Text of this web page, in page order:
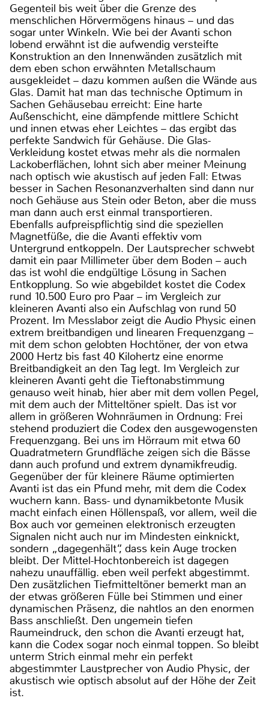
Gegenteil bis weit über die Grenze des
menschlichen Hörvermögens hinaus – und das
sogar unter Winkeln. Wie bei der Avanti schon
lobend erwähnt ist die aufwendig versteifte
Konstruktion an den Innenwänden zusätzlich mit
dem eben schon erwähnten Metallschaum
ausgekleidet – dazu kommen außen die Wände aus
Glas. Damit hat man das technische Optimum in
Sachen Gehäusebau erreicht: Eine harte
Außenschicht, eine dämpfende mittlere Schicht
und innen etwas eher Leichtes – das ergibt das
perfekte Sandwich für Gehäuse. Die Glas-
Verkleidung kostet etwas mehr als die normalen
Lackoberflächen, lohnt sich aber meiner Meinung
nach optisch wie akustisch auf jeden Fall: Etwas
besser in Sachen Resonanzverhalten sind dann nur
noch Gehäuse aus Stein oder Beton, aber die muss
man dann auch erst einmal transportieren.
Ebenfalls aufpreispflichtig sind die speziellen
Magnetfüße, die die Avanti effektiv vom
Untergrund entkoppeln. Der Lautsprecher schwebt
damit ein paar Millimeter über dem Boden – auch
das ist wohl die endgültige Lösung in Sachen
Entkopplung. So wie abgebildet kostet die Codex
rund 10.500 Euro pro Paar – im Vergleich zur
kleineren Avanti also ein Aufschlag von rund 50
Prozent. Im Messlabor zeigt die Audio Physic einen
extrem breitbandigen und linearen Frequenzgang –
mit dem schon gelobten Hochtöner, der von etwa
2000 Hertz bis fast 40 Kilohertz eine enorme
Breitbandigkeit an den Tag legt. Im Vergleich zur
kleineren Avanti geht die Tieftonabstimmung
genauso weit hinab, hier aber mit dem vollen Pegel,
mit dem auch der Mitteltöner spielt. Das ist vor
allem in größeren Wohnräumen in Ordnung: Frei
stehend produziert die Codex den ausgewogensten
Frequenzgang. Bei uns im Hörraum mit etwa 60
Quadratmetern Grundfläche zeigen sich die Bässe
dann auch profund und extrem dynamikfreudig.
Gegenüber der für kleinere Räume optimierten
Avanti ist das ein Pfund mehr, mit dem die Codex
wuchern kann. Bass- und dynamikbetonte Musik
macht einfach einen Höllenspaß, vor allem, weil die
Box auch vor gemeinen elektronisch erzeugten
Signalen nicht auch nur im Mindesten einknickt,
sondern „dagegenhält“, dass kein Auge trocken
bleibt. Der Mittel-Hochtonbereich ist dagegen
nahezu unauffällig. eben weil perfekt abgestimmt.
Den zusätzlichen Tiefmitteltöner bemerkt man an
der etwas größeren Fülle bei Stimmen und einer
dynamischen Präsenz, die nahtlos an den enormen
Bass anschließt. Den ungemein tiefen
Raumeindruck, den schon die Avanti erzeugt hat,
kann die Codex sogar noch einmal toppen. So bleibt
unterm Strich einmal mehr ein perfekt
abgestimmter Laustprecher von Audio Physic, der
akustisch wie optisch absolut auf der Höhe der Zeit
ist.